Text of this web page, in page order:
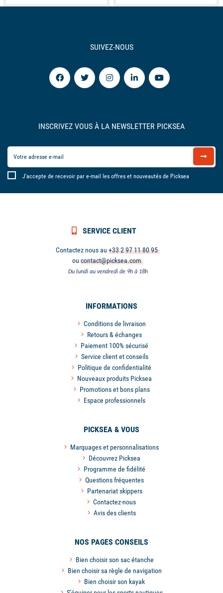
SUIVEZ-NOUS
INSCRIVEZ VOUS À LA NEWSLETTER PICKSEA
J'accepte de recevoir par e-mail les offres et nouveautés de Picksea
SERVICE CLIENT
Contactez nous au +33 2 97 11 80 95
ou contact@picksea.com
Du lundi au vendredi de 9h à 18h
INFORMATIONS
Conditions de livraison
Retours & échanges
Paiement 100% sécurisé
Service client et conseils
Politique de confidentialité
Nouveaux produits Picksea
Promotions et bons plans
Espace professionnels
PICKSEA & VOUS
Marquages et personnalisations
Découvrez Picksea
Programme de fidélité
Questions fréquentes
Partenariat skippers
Contactez-nous
Avis des clients
NOS PAGES CONSEILS
Bien choisir son sac étanche
Bien choisir sa règle de navigation
Bien choisir son kayak